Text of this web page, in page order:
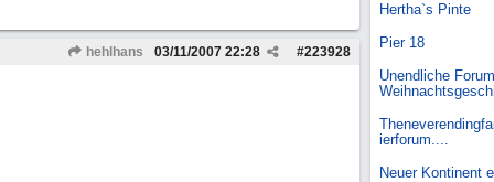
hehlhans #223928
03/11/2007 22:28
Hertha`s Pinte
Pier 18
Unendliche
ierforum....
Neuer Kontinent